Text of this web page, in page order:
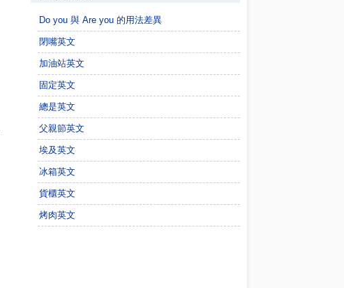
Do you 與 Are you 的用法差異
閉嘴英文
加油站英文
固定英文
總是英文
父親節英文
埃及英文
冰箱英文
貨櫃英文
烤肉英文